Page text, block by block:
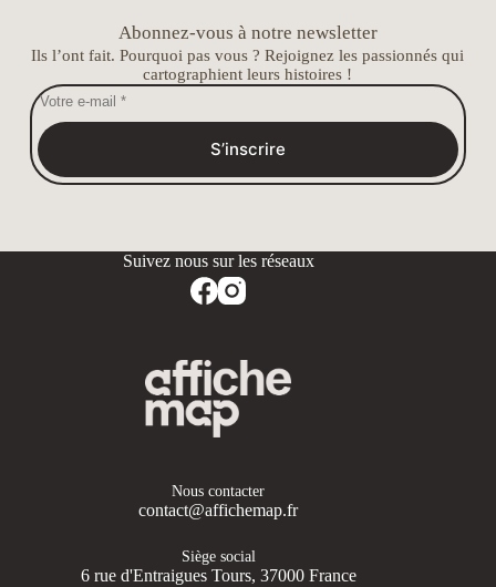
Abonnez-vous à notre newsletter
Ils l’ont fait. Pourquoi pas vous ? Rejoignez les passionnés qui
cartographient leurs histoires !
S’inscrire
Nous contacter
contact@affichemap.fr
Siège social
6 rue d'Entraigues Tours, 37000 France